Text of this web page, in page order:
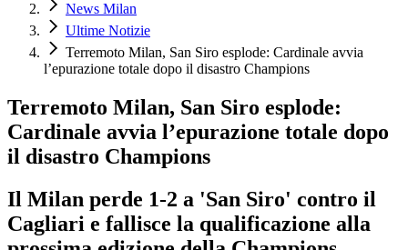
News Milan
Ultime Notizie
Terremoto Milan, San Siro esplode: Cardinale avvia
l’epurazione totale dopo il disastro Champions
Terremoto Milan, San Siro esplode:
Cardinale avvia l’epurazione totale dopo
il disastro Champions
Il Milan perde 1-2 a 'San Siro' contro il
Cagliari e fallisce la qualificazione alla